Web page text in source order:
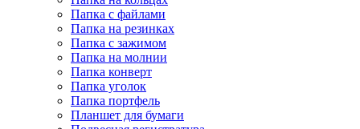
Папка с файлами
Папка на резинках
Папка с зажимом
Папка на молнии
Папка конверт
Папка уголок
Папка портфель
Планшет для бумаги